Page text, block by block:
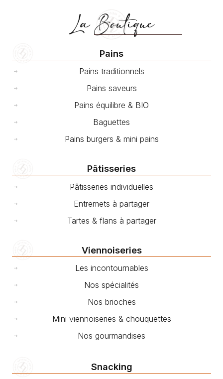
La Boutique
Pains
Pains traditionnels
Pains saveurs
Pains équilibre & BIO
Baguettes
Pains burgers & mini pains
Pâtisseries
Pâtisseries individuelles
Entremets à partager
Tartes & flans à partager
Viennoiseries
Les incontournables
Nos spécialités
Nos brioches
Mini viennoiseries & chouquettes
Nos gourmandises
Snacking